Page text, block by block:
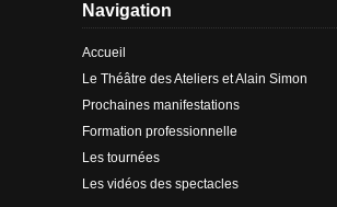
Navigation
Accueil
Le Théâtre des Ateliers et Alain Simon
Prochaines manifestations
Formation professionnelle
Les tournées
Les vidéos des spectacles